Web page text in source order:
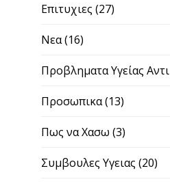
Επιτυχιες (27)
Νεα(16)
Προβληματα Υγείας
Προσωπικα(13)
Πως να Χασω (3)
Συμβουλες Υγειας (20)